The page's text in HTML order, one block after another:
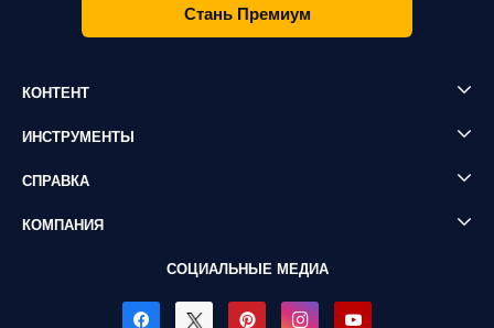
Стань Премиум
КОНТЕНТ
ИНСТРУМЕНТЫ
СПРАВКА
КОМПАНИЯ
СОЦИАЛЬНЫЕ МЕДИА